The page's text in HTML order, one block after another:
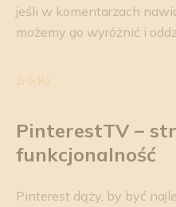
jeśli w komentarzach
możemy go wyróżnić i
źródło
PinterestTV –
funkcjonalność
Pinterest dąży, by być